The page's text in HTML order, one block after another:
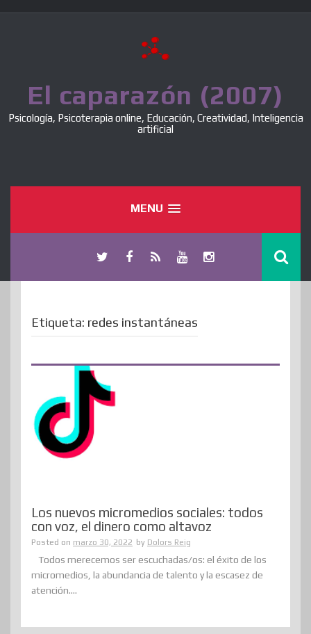
El caparazón (2007)
Psicología, Psicoterapia online, Educación, Creatividad, Inteligencia
artificial
MENU
Etiqueta: redes instantáneas
Los nuevos micromedios sociales: todos
con voz, el dinero como altavoz
Posted on marzo 30, 2022 by Dolors Reig
Todos merecemos ser escuchadas/os: el éxito de los
micromedios, la abundancia de talento y la escasez de
atención....